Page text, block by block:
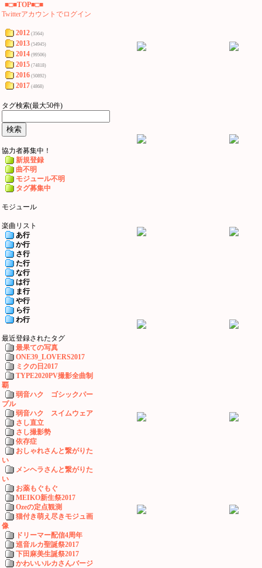
■□■TOP■□■
Twitterアカウントでログイン
2012 (3564)
2013 (54945)
2014 (99506)
2015 (74818)
2016 (50892)
2017 (4868)
タグ検索(最大50件)
協力者募集中！
新規登録
曲不明
モジュール不明
タグ募集中
モジュール
楽曲リスト
あ行
か行
さ行
た行
な行
は行
ま行
や行
ら行
わ行
最近登録されたタグ
最果ての写真
ONE39_LOVERS2017
ミクの日2017
TYPE2020PV撮影全曲制
覇
弱音ハク ゴシックパー
プル
弱音ハク スイムウェア
さし直立
さし撮影勢
依存症
おしゃれさんと繋がりた
い
メンヘラさんと繋がりた
い
お薬もぐもぐ
MEIKO新生祭2017
Ozeの定点観測
猫付き萌え尽きモジュ画
像
ドリーマー配信4周年
巡音ルカ聖誕祭2017
下田麻美生誕祭2017
かわいいルカさんバージ